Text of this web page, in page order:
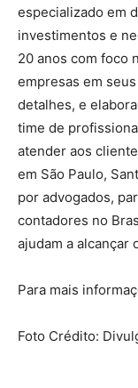
especializado em
investimentos e
20 anos com foco
empresas em
detalhes, e
time de
atender aos
em São Paulo,
por advogados,
contadores no
ajudam a alcançar
Para mais
Foto Crédito: